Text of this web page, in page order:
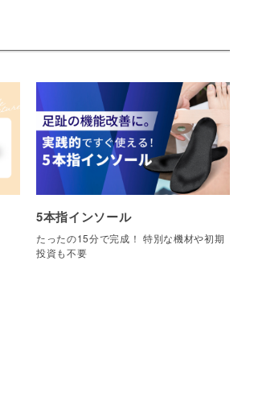
5本指インソール
たったの15分で完成！ 特別な機材や初期
投資も不要